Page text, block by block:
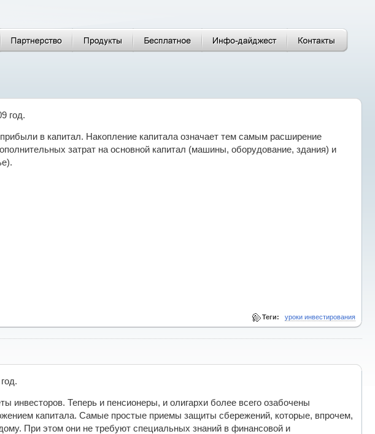
год.
в капитал. Накопление капитала означает тем самым расширение
затрат на основной капитал (машины, оборудование, здания) и
Теги: уроки инвестирования
инвесторов. Теперь и пенсионеры, и олигархи более всего озабочены
капитала. Самые простые приемы защиты сбережений, которые, впрочем,
При этом они не требуют специальных знаний в финансовой и